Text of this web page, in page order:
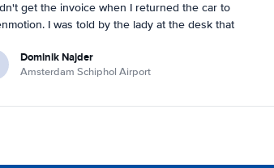
get the invoice when I returned the car to
I was told by the lady at the desk that
that the invoice will be sent to my email address.
sure if it's a problem to check the car with flash
car overnight on the parking I would be
Dominik Najder
Amsterdam Schiphol Airport